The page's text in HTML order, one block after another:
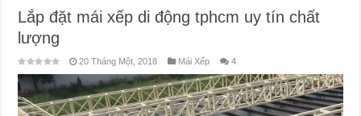
Lắp đặt mái xếp di động tphcm uy tín chất
lượng
20 Tháng Một, 2018 Mái Xếp 4